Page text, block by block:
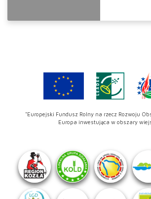
"Europejski Fundusz Rolny na rzecz Rozwoju
Europa inwestująca w obszary